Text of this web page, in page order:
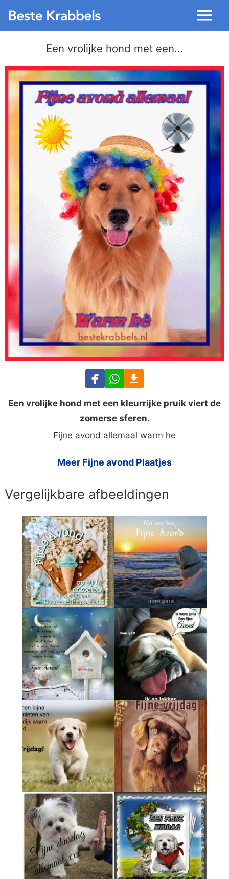
Menu
Een vrolijke hond met een...
Een vrolijke hond met een kleurrijke pruik viert de
zomerse sferen.
Fijne avond allemaal warm he
Meer Fijne avond Plaatjes
Vergelijkbare afbeeldingen